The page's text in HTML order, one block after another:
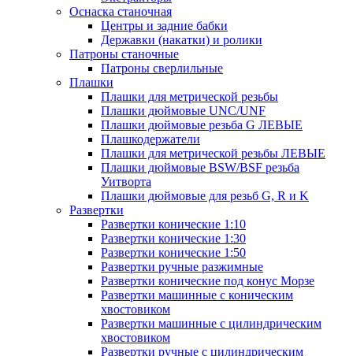
Оснаска станочная
Центры и задние бабки
Державки (накатки) и ролики
Патроны станочные
Патроны сверлильные
Плашки
Плашки для метрической резьбы
Плашки дюймовые UNC/UNF
Плашки дюймовые резьба G ЛЕВЫЕ
Плашкодержатели
Плашки для метрической резьбы ЛЕВЫЕ
Плашки дюймовые BSW/BSF резьба
Уитворта
Плашки дюймовые для резьб G, R и K
Развертки
Развертки конические 1:10
Развертки конические 1:30
Развертки конические 1:50
Развертки ручные разжимные
Развертки конические под конус Морзе
Развертки машинные с коническим
хвостовиком
Развертки машинные с цилиндрическим
хвостовиком
Развертки ручные с цилиндрическим